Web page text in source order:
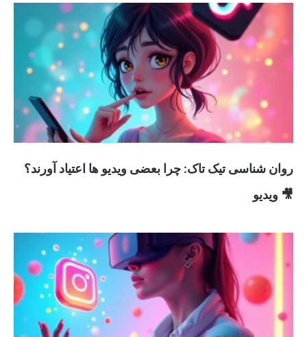
روان شناسی تیک تاک: چرا بعضی ویدیو ها اعتیاد آورند؟
🎥 ویدیو